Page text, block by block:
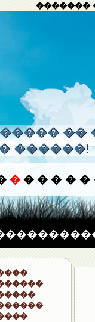
�������
��
������!
� � � � � �